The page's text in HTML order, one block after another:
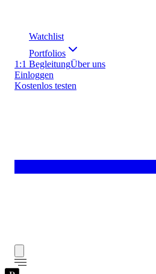
Watchlist
Portfolios
1:1 BegleitungÜber uns
Einloggen
Kostenlos testen